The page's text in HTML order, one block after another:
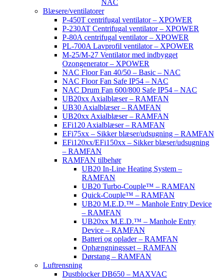
NAC
Blæsere/ventilatorer
P-450T centrifugal ventilator – XPOWER
P-230AT Centrifugal ventilator – XPOWER
P-80A centrifugal ventilator – XPOWER
PL-700A Lavprofil ventilator – XPOWER
M-25/M-27 Ventilator med indbygget
Ozongenerator – XPOWER
NAC Floor Fan 40/50 – Basic – NAC
NAC Floor Fan Safe IP54 – NAC
NAC Drum Fan 600/800 Safe IP54 – NAC
UB20xx Axialblæser – RAMFAN
UB30 Axialblæser – RAMFAN
UB20xx Axialblæser – RAMFAN
EFi120 Axialblæser – RAMFAN
EFi75xx – Sikker blæser/udsugning – RAMFAN
EFi120xx/EFi150xx – Sikker blæser/udsugning
– RAMFAN
RAMFAN tilbehør
UB20 In-Line Heating System –
RAMFAN
UB20 Turbo-Couple™ – RAMFAN
Quick-Couple™ – RAMFAN
UB20 M.E.D.™ – Manhole Entry Device
– RAMFAN
UB20xx M.E.D.™ – Manhole Entry
Device – RAMFAN
Batteri og oplader – RAMFAN
Ophængningssæt – RAMFAN
Dørstang – RAMFAN
Luftrensning
Dustblocker DB650 – MAXVAC